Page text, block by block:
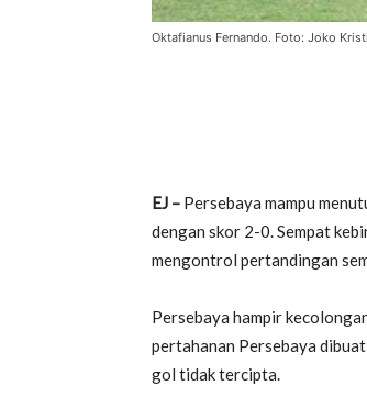
Oktafianus Fernando. Foto: Joko
EJ – Persebaya mampu
dengan skor 2-0. Sempat
mengontrol pertandingan
Persebaya hampir
pertahanan Persebaya
gol tidak tercipta.